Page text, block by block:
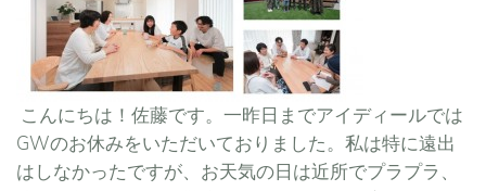
こんにちは！佐藤です。一昨日までアイディールでは
GWのお休みをいただいておりました。私は特に遠出
はしなかったですが、お天気の日は近所でプラプラ、